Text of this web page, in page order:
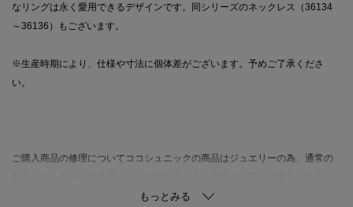
なリングは永く愛用できるデザインです。同シリーズのネックレス（36134
～36136）もございます。
※生産時期により、仕様や寸法に個体差がございます。予めご了承くださ
い。
ご購入商品の修理についてココシュニックの商品はジュエリーの為、通常の
ただき、お近くの直営店へお持込下さい。お修理内容によっては有償の場合